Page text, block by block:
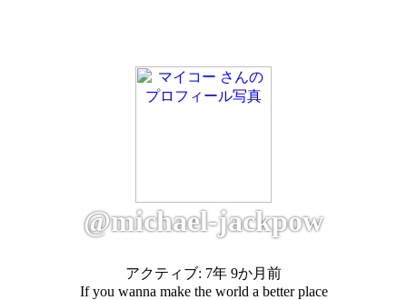
@michael-jackpow
アクティブ: 7年 9か月前
If you wanna make the world a better place